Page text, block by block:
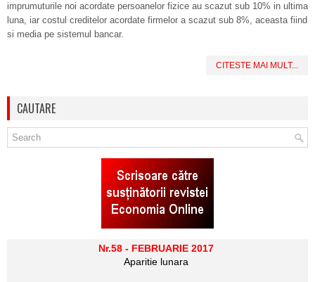
imprumuturile noi acordate persoanelor fizice au scazut sub 10% in ultima
luna, iar costul creditelor acordate firmelor a scazut sub 8%, aceasta fiind
si media pe sistemul bancar.
CITESTE MAI MULT...
CAUTARE
Nr.58 - FEBRUARIE 2017
Aparitie lunara